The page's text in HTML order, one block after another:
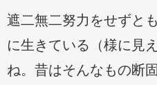
遮二無二努力をせずと
に生きている（様に見
ね。昔はそんなもの断